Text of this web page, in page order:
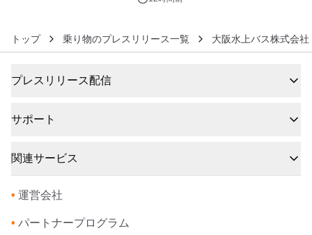
トップ 乗り物のプレスリリース一覧 大阪水上バス株式会社
プレスリリース配信
サポート
関連サービス
• 運営会社
• パートナープログラム